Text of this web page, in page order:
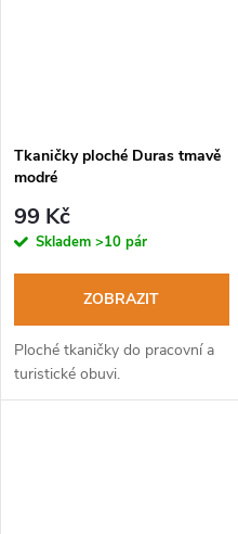
Tkaničky ploché Duras tmavě
modré
99 Kč
Skladem >10 pár
ZOBRAZIT
Ploché tkaničky do pracovní a
turistické obuvi.